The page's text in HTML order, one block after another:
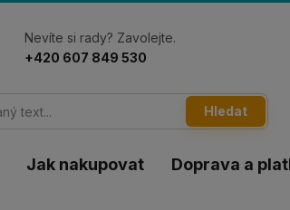
Jak nakupovat Doprava a
Hledat
Nevíte si rady? Zavolejte.
+420 607 849 530